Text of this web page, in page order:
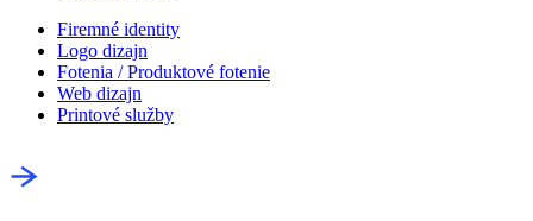
Firemné identity
Logo dizajn
Fotenia / Produktové fotenie
Web dizajn
Printové služby